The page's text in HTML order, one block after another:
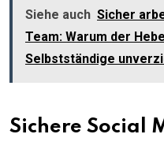
Siehe auch Sicher
Team: Warum der
Selbstständige
Sichere Social